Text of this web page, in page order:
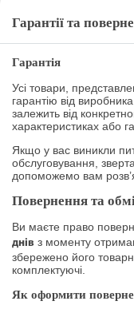
Гарантії та
Гарантія
Усі товари,
гарантію від
залежить від
характеристиках або
Якщо у вас виникли
обслуговування,
допоможемо вам
Повернення та
Ви маєте право
днів з моменту
збережено його
комплектуючі.
Як оформити